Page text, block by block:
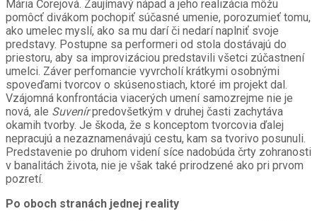
Mária Čorejová. Zaujímavý nápad a jeho realizácia môžu
pomôcť divákom pochopiť súčasné umenie, porozumieť tomu,
ako umelec myslí, ako sa mu darí či nedarí naplniť svoje
predstavy. Postupne sa performeri od stola dostávajú do
priestoru, aby sa improvizáciou predstavili všetci zúčastnení
umelci. Záver perfomancie vyvrcholí krátkymi osobnými
spoveďami tvorcov o skúsenostiach, ktoré im projekt dal.
Vzájomná konfrontácia viacerých umení samozrejme nie je
nová, ale Suvenírpredovšetkým v druhej časti zachytáva
okamih tvorby. Je škoda, že s konceptom tvorcovia ďalej
nepracujú a nezaznamenávajú cestu, kam sa tvorivo posunuli.
Predstavenie po druhom videní síce nadobúda črty zohranosti
v banalitách života, nie je však také prirodzené ako pri prvom
pozretí.
Po oboch stranách jednej reality